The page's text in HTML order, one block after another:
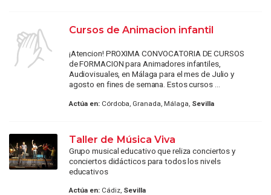
Cursos de Animacion infantil
¡Atencion! PROXIMA CONVOCATORIA DE CURSOS
de FORMACION para Animadores infantiles,
Audiovisuales, en Málaga para el mes de Julio y
agosto en fines de semana. Estos cursos ...
Actúa en:Córdoba, Granada, Málaga, Sevilla
Taller de Música Viva
Grupo musical educativo que reliza conciertos y
conciertos didácticos para todos los nivels
educativos
Actúa en:Cádiz, Sevilla